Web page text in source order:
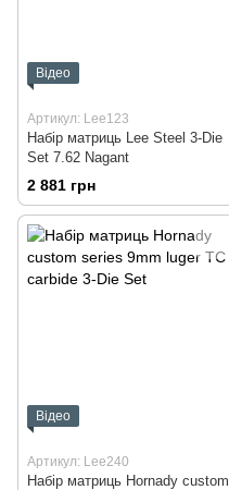
Відео
Артикул: Lee123
Набір матриць Lee Steel 3-Die
Set 7.62 Nagant
2 881 грн
Відео
Артикул: Lee240
Набір матриць Hornady custom